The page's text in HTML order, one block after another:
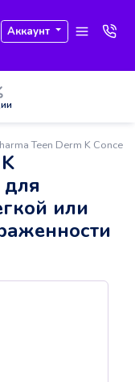
Аккаунт
Teen Derm K
или